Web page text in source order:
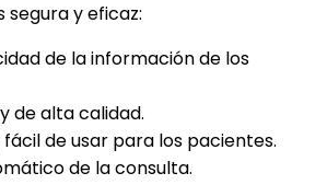
segura y eficaz:
de la información de los
de alta calidad.
de usar para los pacientes.
de la consulta.